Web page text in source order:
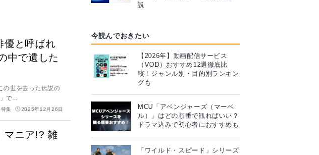
優と呼ばれ
中で遺した
の世を去った伝説の
で...
特集 2025年12月26日
マニア!? 雑
説
今読んでおきたい
【2026年】動画配信サービス
（VOD）おすすめ12選徹底比
較！ジャンル別・目的別ランキン
グも
MCU「アベンジャーズ（マーベ
ル）」はどの順番で観ればいい？
ドラマ込みで初心者におすすめも
「ワイルド・スピード」シリーズ